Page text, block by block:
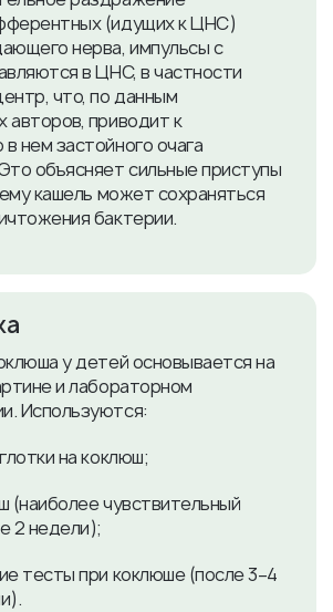
(идущих к ЦНС)
нерва, импульсы с
в ЦНС, в частности
что, по данным
авторов, приводит к
нем застойного очага
объясняет сильные приступы
кашель может сохраняться
бактерии.
у детей основывается на
и лабораторном
Используются:
на коклюш;
(наиболее чувствительный
2 недели);
тесты при коклюше (после 3–4